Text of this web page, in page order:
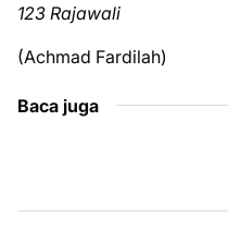
123 Rajawali
(Achmad Fardilah)
Baca juga